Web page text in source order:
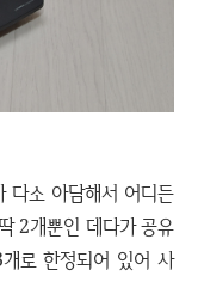
다소 아담해서 어디든
2개뿐인 데다가 공유
로 한정되어 있어 사